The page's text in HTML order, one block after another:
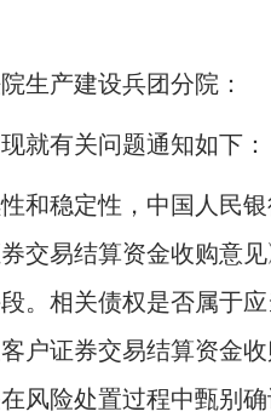
生产建设兵团分院：
有关问题通知如下：
稳定性，中国人民银
交易结算资金收购意
。相关债权是否属于
户证券交易结算资金
风险处置过程中甄别